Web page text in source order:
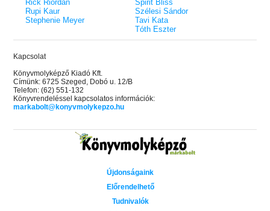
Rick Riordan
Rupi Kaur
Stephenie Meyer
Spirit Bliss
Szélesi Sándor
Tavi Kata
Tóth Eszter
Kapcsolat
Könyvmolyképző Kiadó Kft.
Címünk: 6725 Szeged, Dobó u. 12/B
Telefon: (62) 551-132
Könyvrendeléssel kapcsolatos információk:
markabolt@konyvmolykepzo.hu
Újdonságaink
Előrendelhető
Tudnivalók